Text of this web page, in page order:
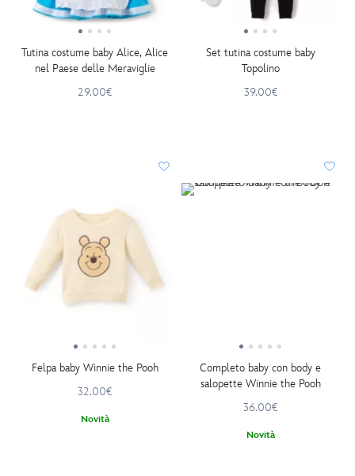
Tutina costume baby Alice, Alice
nel Paese delle Meraviglie
29.00€
Set tutina costume baby
Topolino
39.00€
Felpa baby Winnie the Pooh
32.00€
Novità
Completo baby con body e
salopette Winnie the Pooh
36.00€
Novità